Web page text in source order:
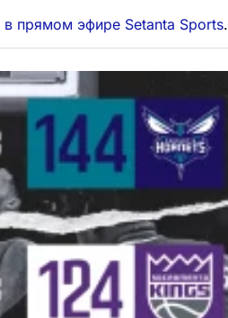
в прямом эфире Setanta Sports.